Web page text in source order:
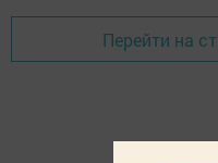
Перейти на